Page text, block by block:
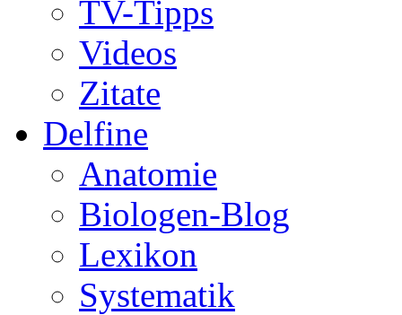
TV-Tipps
Videos
Zitate
Delfine
Anatomie
Biologen-Blog
Lexikon
Systematik